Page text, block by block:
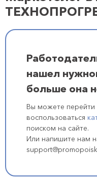
нашел
больше она
Вы можете перейти
воспользоваться
поиском на сайте.
Или напишите нам